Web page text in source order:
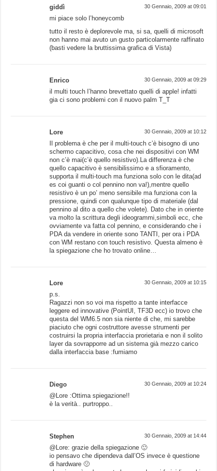
giddì 30 Gennaio, 2009 at 09:01
mi piace solo l’honeycomb
tutto il resto è deplorevole ma, si sa, quelli di microsoft
non hanno mai avuto un gusto particolarmente raffinato
(basti vedere la bruttissima grafica di Vista)
Enrico 30 Gennaio, 2009 at 09:29
il multi touch l’hanno brevettato quelli di apple! infatti
gia ci sono problemi con il nuovo palm T_T
Lore 30 Gennaio, 2009 at 10:12
Il problema è che per il multi-touch c’è bisogno di uno
schermo capacitivo, cosa che nei dispositivi con WM
non c’è mai(c’è quello resistivo).La differenza è che
quello capacitivo è sensibilissimo e a sfioramento,
supporta il multi-touch ma funziona solo con le dita(ad
es coi guanti o col pennino non va!),mentre quello
resistivo è un po’ meno sensibile ma funziona con la
pressione, quindi con qualunque tipo di materiale (dal
pennino al dito a quello che volete). Dato che in oriente
va molto la scrittura degli ideogrammi,simboli ecc, che
ovviamente va fatta col pennino, e considerando che i
PDA da vendere in oriente sono TANTI, per ora i PDA
con WM restano con touch resistivo. Questa almeno è
la spiegazione che ho trovato online…
Lore 30 Gennaio, 2009 at 10:15
p.s.
Ragazzi non so voi ma rispetto a tante interfacce
leggere ed innovative (PointUI, TF3D ecc) io trovo che
questa del WM6.5 non sia niente di che, mi sarebbe
piaciuto che ogni costruttore avesse strumenti per
costruirsi la propria interfaccia prorietaria e non il solito
layer da sovrapporre ad un sistema già mezzo carico
dalla interfaccia base :fumiamo
Diego 30 Gennaio, 2009 at 10:24
@Lore :Ottima spiegazione!!
è la verità.. purtroppo..
Stephen 30 Gennaio, 2009 at 14:44
@Lore: grazie della spiegazione 🙂
io pensavo che dipendeva dall’OS invece è questione
di hardware 🙁